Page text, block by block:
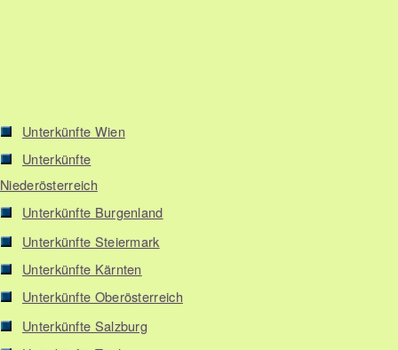
Unterkünfte Wien
Unterkünfte
Niederösterreich
Unterkünfte Burgenland
Unterkünfte Steiermark
Unterkünfte Kärnten
Unterkünfte Oberösterreich
Unterkünfte Salzburg